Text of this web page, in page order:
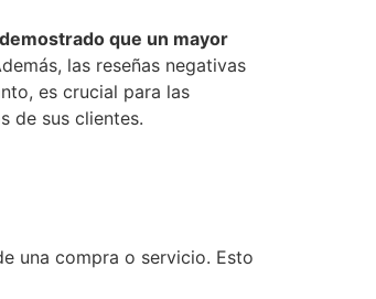
que un mayor
las reseñas negativas
es crucial para las
de sus clientes.
una compra o servicio. Esto